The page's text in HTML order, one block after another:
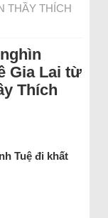
THẦY THÍCH
Gia Lai từ
Thích
Tuệ đi khất